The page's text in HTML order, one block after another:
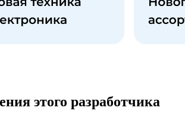
этого разработчика